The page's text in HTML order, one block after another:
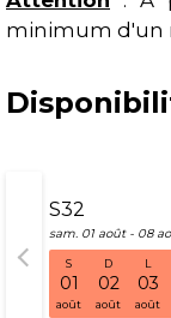
minimum d'un
S32
sam. 01 août - 08
S
01
août
D
02
août
L
03
août